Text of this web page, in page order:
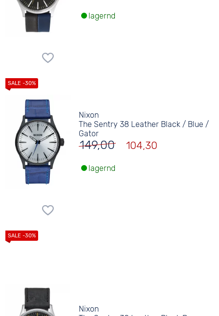
lagernd
Nixon
The Sentry 38 Leather Black / Blue /
Gator
149,00 104,30
lagernd
Nixon